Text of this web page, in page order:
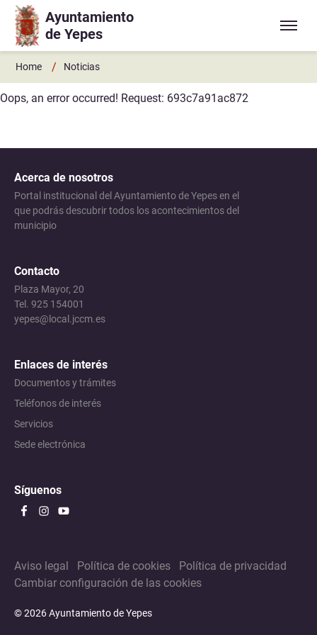
Ir a contenido principal
Ayuntamiento
de Yepes
Home / Noticias
Oops, an error occurred! Request: 693c7a91ac872
Acerca de nosotros
Portal institucional del Ayuntamiento de Yepes en el
que podrás descubrir todos los acontecimientos del
municipio
Contacto
Plaza Mayor, 20
Tel. 925 154001
yepes@local.jccm.es
Enlaces de interés
Documentos y trámites
Teléfonos de interés
Servicios
Sede electrónica
Síguenos
Aviso legal Política de cookies
Política de privacidad
Cambiar configuración de las cookies
© 2026 Ayuntamiento de Yepes